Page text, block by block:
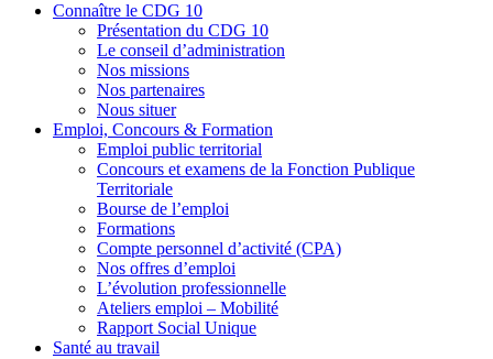
Connaître le CDG 10
Présentation du CDG 10
Le conseil d’administration
Nos missions
Nos partenaires
Nous situer
Emploi, Concours & Formation
Emploi public territorial
Concours et examens de la Fonction Publique
Territoriale
Bourse de l’emploi
Formations
Compte personnel d’activité (CPA)
Nos offres d’emploi
L’évolution professionnelle
Ateliers emploi – Mobilité
Rapport Social Unique
Santé au travail